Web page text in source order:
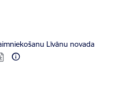
Līvānu novada